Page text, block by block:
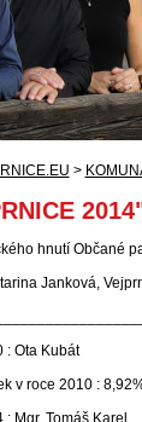
>
hnutí Občané
Janková,
: Ota Kubát
v roce 2010 :
: Mgr. Tomáš Karel